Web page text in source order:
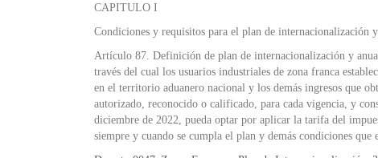
CAPITULO I
Condiciones y requisitos para el plan de internacionalización
Artículo 87. Definición de plan de internacionalización y
través del cual los usuarios industriales de zona franca
en el territorio aduanero nacional y los demás ingresos que
autorizado, reconocido o calificado, para cada vigencia, y
diciembre de 2022, pueda optar por aplicar la tarifa del
siempre y cuando se cumpla el plan y demás condiciones